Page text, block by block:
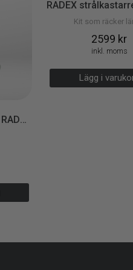
Påfyllningsvätska till RADEX strålkastarrenoveringskit
Kit som räcker
2599 kr
inkl. moms
Lägg i